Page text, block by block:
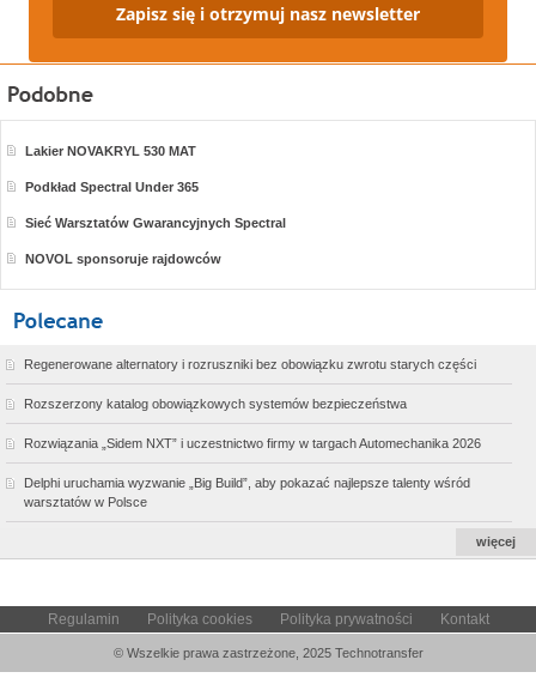
Zapisz się i otrzymuj nasz newsletter
Lakier NOVAKRYL 530 MAT
Podkład Spectral Under 365
Sieć Warsztatów Gwarancyjnych Spectral
NOVOL sponsoruje rajdowców
Regenerowane alternatory i rozruszniki bez obowiązku zwrotu starych części
Rozszerzony katalog obowiązkowych systemów bezpieczeństwa
Rozwiązania „Sidem NXT” i uczestnictwo firmy w targach Automechanika 2026
Delphi uruchamia wyzwanie „Big Build”, aby pokazać najlepsze talenty wśród
warsztatów w Polsce
więcej
Regulamin Polityka cookies Polityka prywatności Kontakt
© Wszelkie prawa zastrzeżone, 2025 Technotransfer